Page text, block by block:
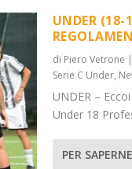
UNDER
di Piero Vetrone |
Serie C Under,
UNDER –
Under 18
PER